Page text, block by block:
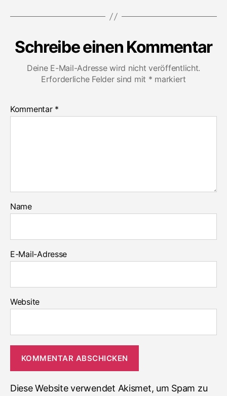
Schreibe einen Kommentar
Deine E-Mail-Adresse wird nicht veröffentlicht.
Erforderliche Felder sind mit * markiert
Kommentar *
Name
E-Mail-Adresse
Website
Diese Website verwendet Akismet, um Spam zu